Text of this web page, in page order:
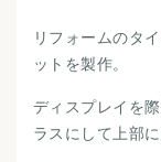
リフォームのタ
ットを製作。
ディスプレイを
ラスにして上部